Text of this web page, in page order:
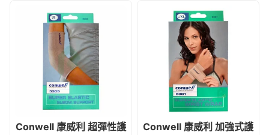
Conwell 康威利 超彈性護
Conwell 康威利 加強式護